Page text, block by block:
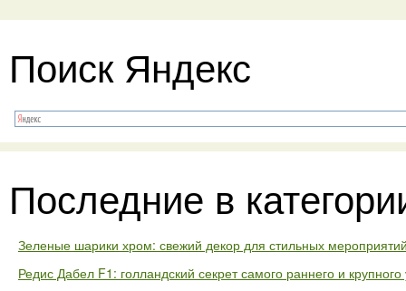
Поиск Яндекс
Последние в
Зеленые шарики хром: свежий декор для стильных
Редис Дабел F1: голландский секрет самого раннего и